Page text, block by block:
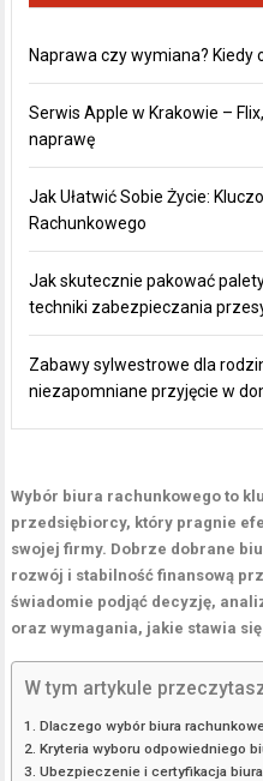
Naprawa czy wymiana? Kiedy
Serwis Apple w Krakowie –
naprawę
Jak Ułatwić Sobie Życie:
Rachunkowego
Jak skutecznie pakować
techniki zabezpieczania
Zabawy sylwestrowe dla
niezapomniane przyjęcie w
Wybór biura rachunkowego to
przedsiębiorcy, który pragnie
swojej firmy. Dobrze dobrane
rozwój i stabilność finansową
świadomie podjąć decyzję,
oraz wymagania, jakie stawia
W tym artykule
Dlaczego wybór biura
Kryteria wyboru odpowiedniego
Ubezpieczenie i certyfikacja